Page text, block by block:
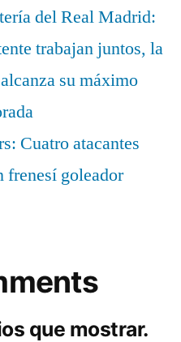
del Real Madrid:
trabajan juntos, la
su máximo
Cuatro atacantes
frenesí goleador
que mostrar.